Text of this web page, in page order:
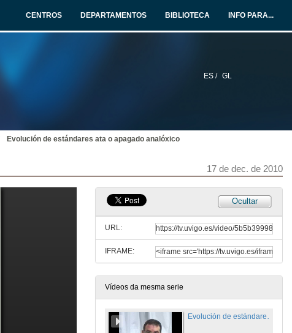
CENTROS DEPARTAMENTOS BIBLIOTECA INFO PARA...
ES / GL
Evolución de estándares ata o apagado analóxico
17 de dec. de 2010
Ocultar
URL:
IFRAME:
Vídeos da mesma serie
Evolución de estándares ata o apagado analóxico